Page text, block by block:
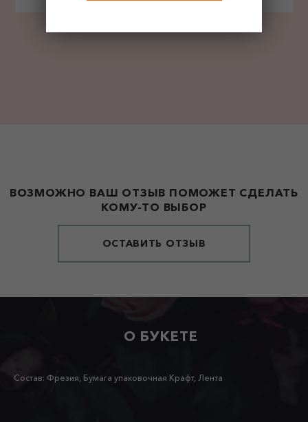
ВОЗМОЖНО ВАШ ОТЗЫВ ПОМОЖЕТ СДЕЛАТЬ
КОМУ-ТО ВЫБОР
ОСТАВИТЬ ОТЗЫВ
О БУКЕТЕ
Состав: Фрезия, Бумага упаковочная Крафт, Лента